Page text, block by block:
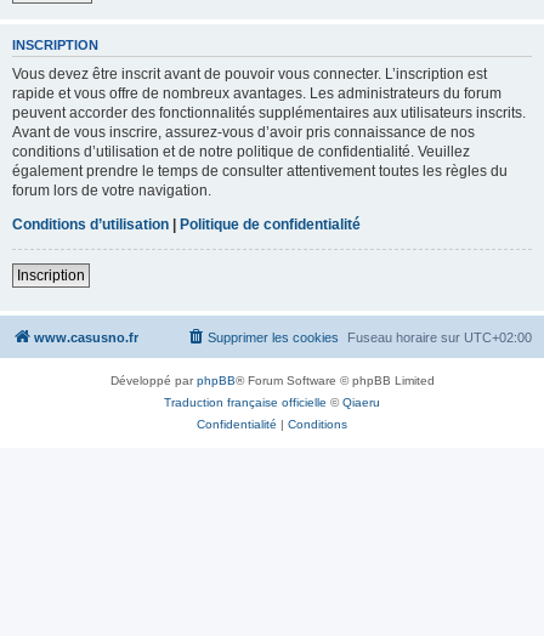
INSCRIPTION
Vous devez être inscrit avant de pouvoir vous connecter. L’inscription est
rapide et vous offre de nombreux avantages. Les administrateurs du forum
peuvent accorder des fonctionnalités supplémentaires aux utilisateurs inscrits.
Avant de vous inscrire, assurez-vous d’avoir pris connaissance de nos
conditions d’utilisation et de notre politique de confidentialité. Veuillez
également prendre le temps de consulter attentivement toutes les règles du
forum lors de votre navigation.
Conditions d’utilisation | Politique de confidentialité
Inscription
www.casusno.fr Fuseau horaire sur UTC+02:00
Supprimer les cookies
Développé parphpBB® Forum Software © phpBB Limited
Traduction française officielle ©Qiaeru
Confidentialité | Conditions